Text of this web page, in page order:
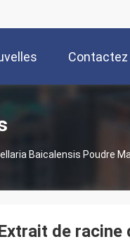
Contactez
Baicalensis Poudre
de racine